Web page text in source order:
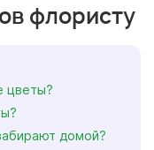
флористу
цветы?
домой?